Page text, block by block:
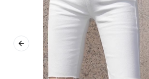
Previous slide